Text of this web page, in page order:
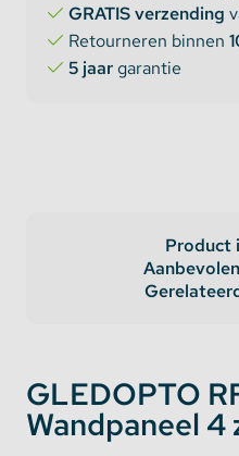
GRATIS verzending
Retourneren binnen
5 jaargarantie
Product
GLEDOPTO
Wandpaneel 4